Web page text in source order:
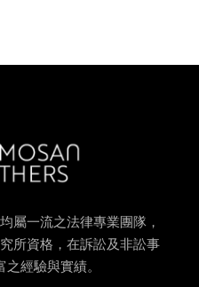
屬一流之法律專業團隊，
所資格，在訴訟及非訟事
經驗與實績。